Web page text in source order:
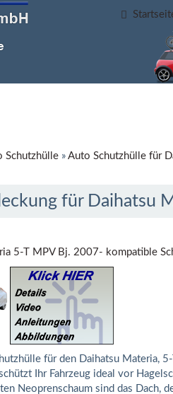
Schutzhülle» Auto Schutzhülle für
für Daihatsu
5-T MPV Bj. 2007- kompatible
für den Daihatsu Materia,
Ihr Fahrzeug ideal vor
Neoprenschaum sind das Dach,